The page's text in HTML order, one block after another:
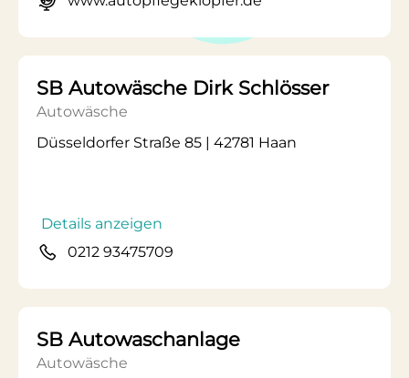
SB Autowäsche Dirk Schlösser
Autowäsche
Düsseldorfer Straße 85 | 42781 Haan
Details anzeigen
0212 93475709
SB Autowaschanlage
Autowäsche